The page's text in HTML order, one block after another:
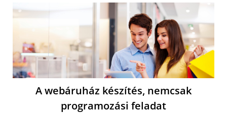
A webáruház készítés, nemcsak
programozási feladat